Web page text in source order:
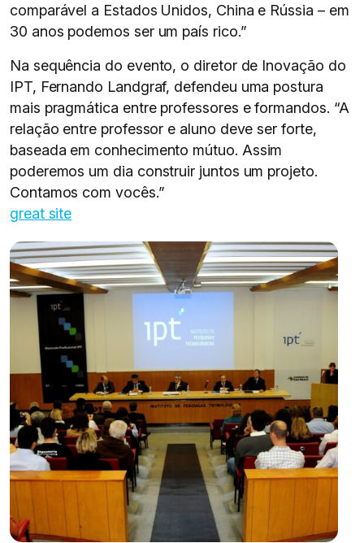
comparável a Estados Unidos, China e Rússia – em
30 anos podemos ser um país rico.”
Na sequência do evento, o diretor de Inovação do
IPT, Fernando Landgraf, defendeu uma postura
mais pragmática entre professores e formandos. “A
relação entre professor e aluno deve ser forte,
baseada em conhecimento mútuo. Assim
poderemos um dia construir juntos um projeto.
Contamos com vocês.”
great site